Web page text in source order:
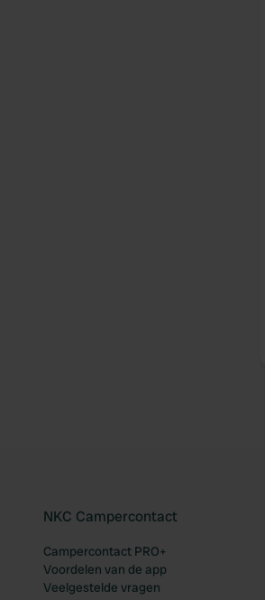
NKC Campercontact
Campercontact PRO+
Voordelen van de app
Veelgestelde vragen